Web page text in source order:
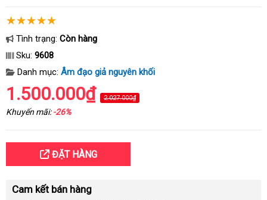
Tình trạng: Còn hàng
Sku: 9608
Danh mục: Âm đạo giả nguyên khối
1.500.000₫ 2.027.000₫
Khuyến mãi:-26%
ĐẶT HÀNG
Cam kết bán hàng